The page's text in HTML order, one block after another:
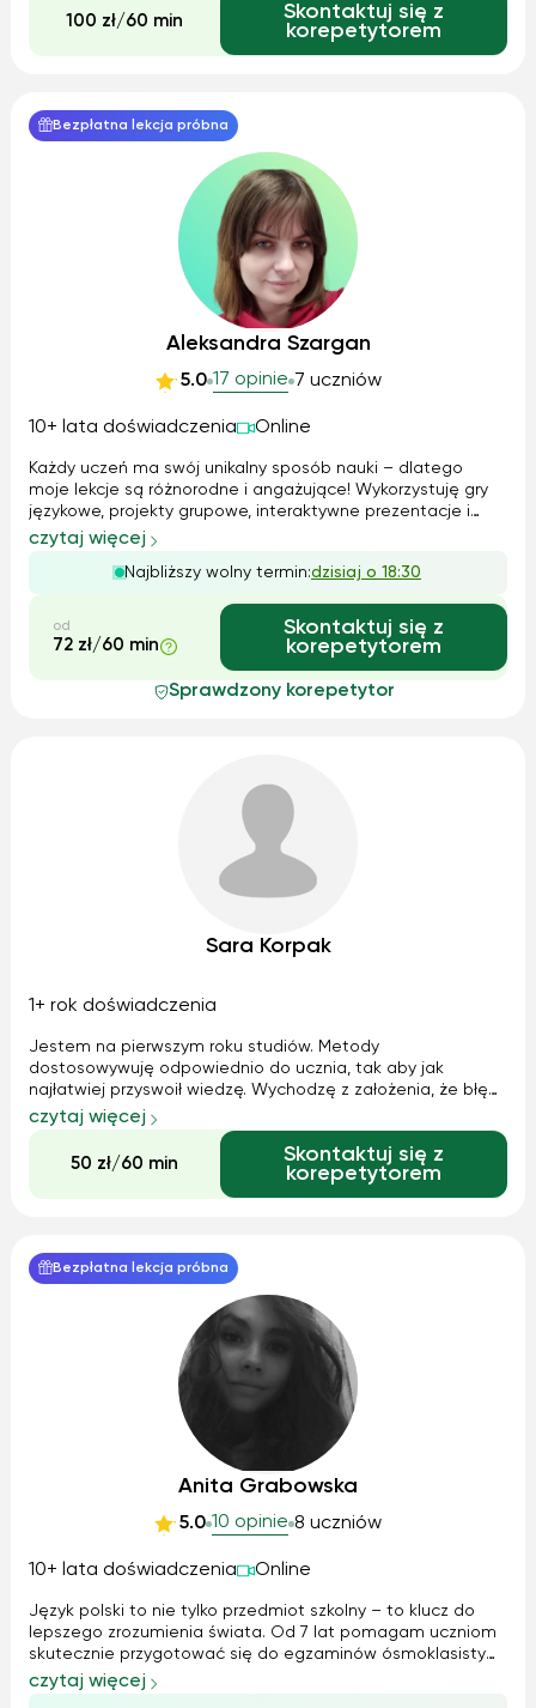
100 zł/60 min
Skontaktuj się z
korepetytorem
Bezpłatna lekcja próbna
Aleksandra Szargan
5.0 17 opinie 7 uczniów
10+ lata doświadczenia Online
Każdy uczeń ma swój unikalny sposób nauki – dlatego
moje lekcje są różnorodne i angażujące! Wykorzystuję gry
językowe, projekty grupowe, interaktywne prezentacje i
nowoczesne technologie, aby uczniowie aktywnie
uczestniczyli w zajęciach. Specjalizuję się w nauczaniu
dzieci i młodzieży, pomagając im ...
czytaj więcej
Najbliższy wolny termin:dzisiaj o 18:30
od
72 zł/60 min
Skontaktuj się z
korepetytorem
Sprawdzony korepetytor
Sara Korpak
1+ rok doświadczenia
Jestem na pierwszym roku studiów. Metody
dostosowywuję odpowiednio do ucznia, tak aby jak
najłatwiej przyswoił wiedzę. Wychodzę z założenia, że błędy
to rzecz ludzka a kto płyta nie błądzi. Jestem cierpliwa.
Jednocześnie dobrze jeśli uczeń wykazuje jakieś
zaangażowanie.
czytaj więcej
50 zł/60 min
Skontaktuj się z
korepetytorem
Bezpłatna lekcja próbna
Anita Grabowska
5.0 10 opinie 8 uczniów
10+ lata doświadczenia Online
Język polski to nie tylko przedmiot szkolny – to klucz do
lepszego zrozumienia świata. Od 7 lat pomagam uczniom
skutecznie przygotować się do egzaminów ósmoklasisty
oraz matury, zarówno na poziomie podstawowym, jak i
rozszerzonym. Każdy uczeń jest inny, dlatego stosuję
czytaj więcej